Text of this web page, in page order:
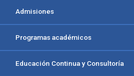
Admisiones
Programas académicos
Educación Continua y Consultoría